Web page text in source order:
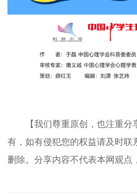
【我们尊重原创，也注重
有，如有侵犯您的权益请及时联
删除。分享内容不代表本网观点